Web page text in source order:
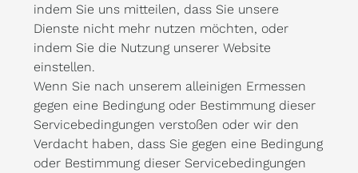
indem Sie uns mitteilen, dass Sie unsere
Dienste nicht mehr nutzen möchten, oder
indem Sie die Nutzung unserer Website
einstellen.
Wenn Sie nach unserem alleinigen Ermessen
gegen eine Bedingung oder Bestimmung dieser
Servicebedingungen verstoßen oder wir den
Verdacht haben, dass Sie gegen eine Bedingung
oder Bestimmung dieser Servicebedingungen